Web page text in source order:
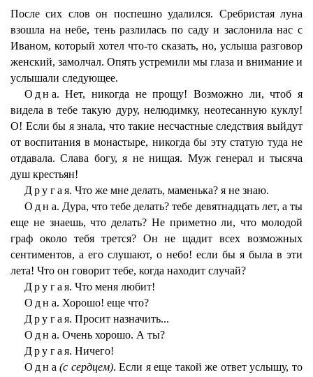
После сих слов он поспешно удалился. Сребристая луна
взошла на небе, тень разлилась по саду и заслонила нас с
Иваном, который хотел что-то сказать, но, услыша разговор
женский, замолчал. Опять устремили мы глаза и внимание и
услышали следующее.
Одна. Нет, никогда не прощу! Возможно ли, чтоб я
видела в тебе такую дуру, нелюдимку, неотесанную куклу!
О! Если бы я знала, что такие несчастные следствия выйдут
от воспитания в монастыре, никогда бы эту статую туда не
отдавала. Слава богу, я не нищая. Муж генерал и тысяча
душ крестьян!
Другая. Что же мне делать, маменька? я не знаю.
Одна. Дура, что тебе делать? тебе девятнадцать лет, а ты
еще не знаешь, что делать? Не приметно ли, что молодой
граф около тебя трется? Он не щадит всех возможных
сентиментов, а его слушают, о небо! если бы я была в эти
лета! Что он говорит тебе, когда находит случай?
Другая. Что меня любит!
Одна. Хорошо! еще что?
Другая. Просит назначить...
Одна. Очень хорошо. А ты?
Другая. Ничего!
Одна (с сердцем). Если я еще такой же ответ услышу, то